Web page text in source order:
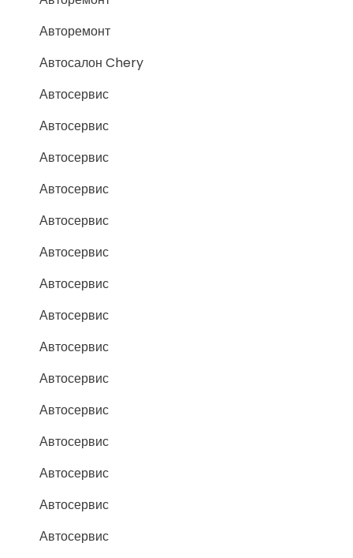
Авторемонт
Автосалон Chery
Автосервис
Автосервис
Автосервис
Автосервис
Автосервис
Автосервис
Автосервис
Автосервис
Автосервис
Автосервис
Автосервис
Автосервис
Автосервис
Автосервис
Автосервис